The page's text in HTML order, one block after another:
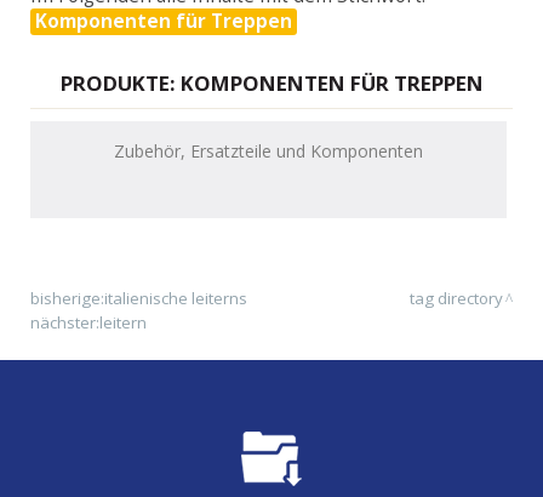
Komponenten für Treppen
PRODUKTE: KOMPONENTEN FÜR TREPPEN
Zubehör, Ersatzteile und Komponenten
bisherige:italienische leiterns
nächster:leitern
tag directory